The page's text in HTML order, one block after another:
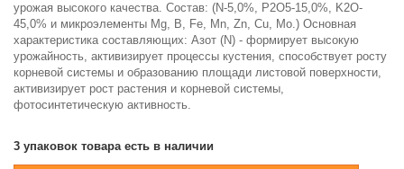
урожая высокого качества. Состав: (N-5,0%, P2O5-15,0%, K2O-
45,0% и микроэлементы Mg, B, Fe, Mn, Zn, Cu, Mo.) Основная
характеристика составляющих: Азот (N) - формирует высокую
урожайность, активизирует процессы кустения, способствует росту
корневой системы и образованию площади листовой поверхности,
активизирует рост растения и корневой системы,
фотосинтетическую активность.
3 упаковок товара есть в наличии